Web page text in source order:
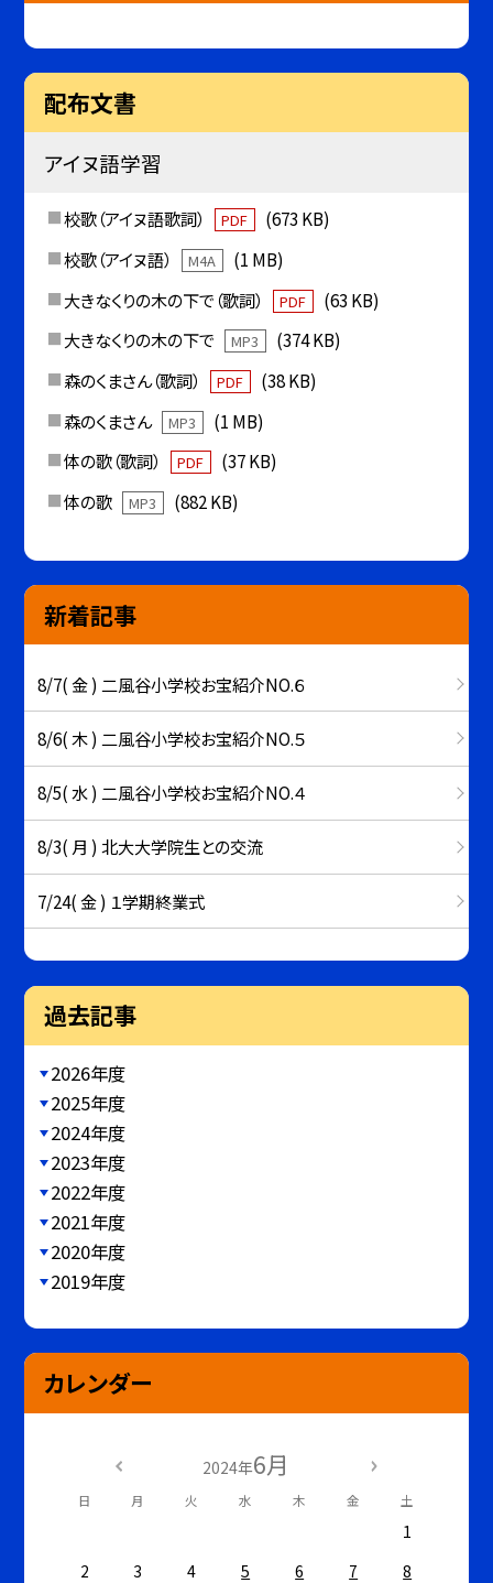
配布文書
アイヌ語学習
校歌（アイヌ語歌詞） PDF
(673 KB)
校歌（アイヌ語）
M4A
(1 MB)
大きなくりの木の下で（歌詞）
PDF
(63 KB)
大きなくりの木の下で
MP3
(374 KB)
森のくまさん（歌詞）
PDF
(38 KB)
森のくまさん
MP3
(1 MB)
体の歌（歌詞）
PDF
(37 KB)
体の歌
MP3 (882 KB)
新着記事
8/7( 金 ) 二風谷小学校お宝紹介NO.６
8/6( 木 ) 二風谷小学校お宝紹介NO.５
8/5( 水 ) 二風谷小学校お宝紹介NO.４
8/3( 月 ) 北大大学院生との交流
7/24( 金 ) １学期終業式
過去記事
2026年度
2025年度
2024年度
2023年度
2022年度
2021年度
2020年度
2019年度
カレンダー
2024年6月
日 月 火 水 木 金 土
1
2
3 4 5 6 7
8